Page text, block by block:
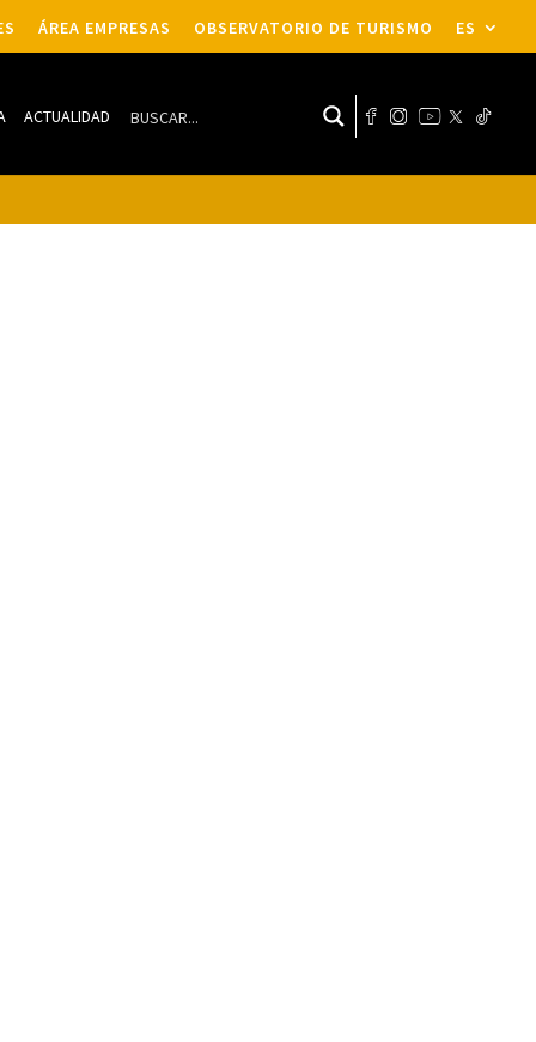
ÁREA EMPRESAS OBSERVATORIO DE TURISMO ES
ACTUALIDAD